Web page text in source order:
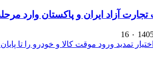
تجارت آزاد ایران و پاکستان وارد
۰ 16